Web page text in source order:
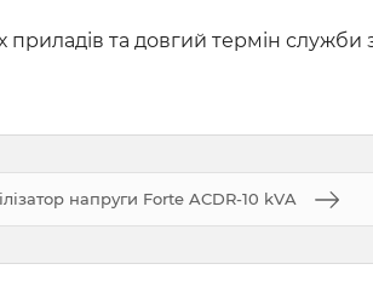
приладів та довгий термін служби
напруги Forte ACDR-10 kVA